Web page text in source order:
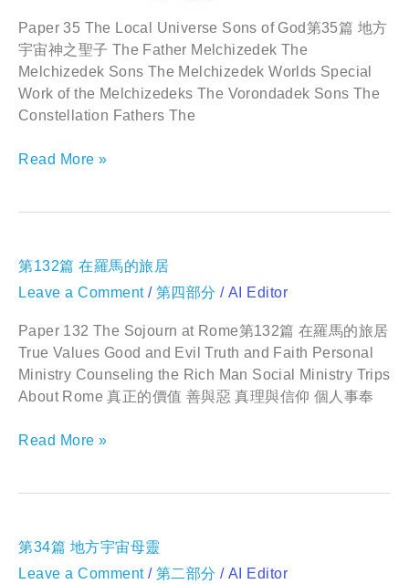
Paper 35 The Local Universe Sons of God第35篇 地方
宇宙神之聖子 The Father Melchizedek The
Melchizedek Sons The Melchizedek Worlds Special
Work of the Melchizedeks The Vorondadek Sons The
Constellation Fathers The
方
宇
宙
之
聖
Read More »
第132篇 在羅馬的旅居
Leave a Comment / 第四部分 / AI Editor
Paper 132 The Sojourn at Rome第132篇 在羅馬的旅居
True Values Good and Evil Truth and Faith Personal
Ministry Counseling the Rich Man Social Ministry Trips
About Rome 真正的價值 善與惡 真理與信仰 個人事奉
第
132
篇
羅
馬
的
旅
居
Read More »
第34篇 地方宇宙母靈
Leave a Comment / 第二部分 / AI Editor
第
34
篇